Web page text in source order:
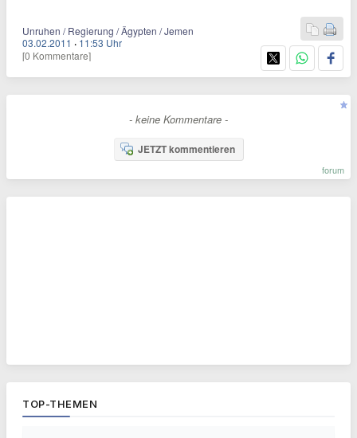
Unruhen / Regierung / Ägypten / Jemen
03.02.2011 · 11:53 Uhr
[0 Kommentare]
- keine Kommentare -
JETZT kommentieren
forum
TOP-THEMEN